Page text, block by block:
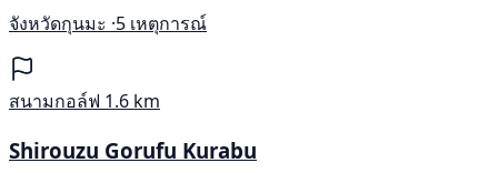
จังหวัดกุนมะ ·5 เหตุการณ์
สนามกอล์ฟ 1.6 km
Shirouzu Gorufu Kurabu